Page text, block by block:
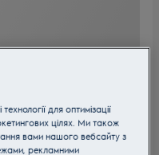
для оптимізації
цілях. Ми також
вами нашого вебсайту з
рекламними